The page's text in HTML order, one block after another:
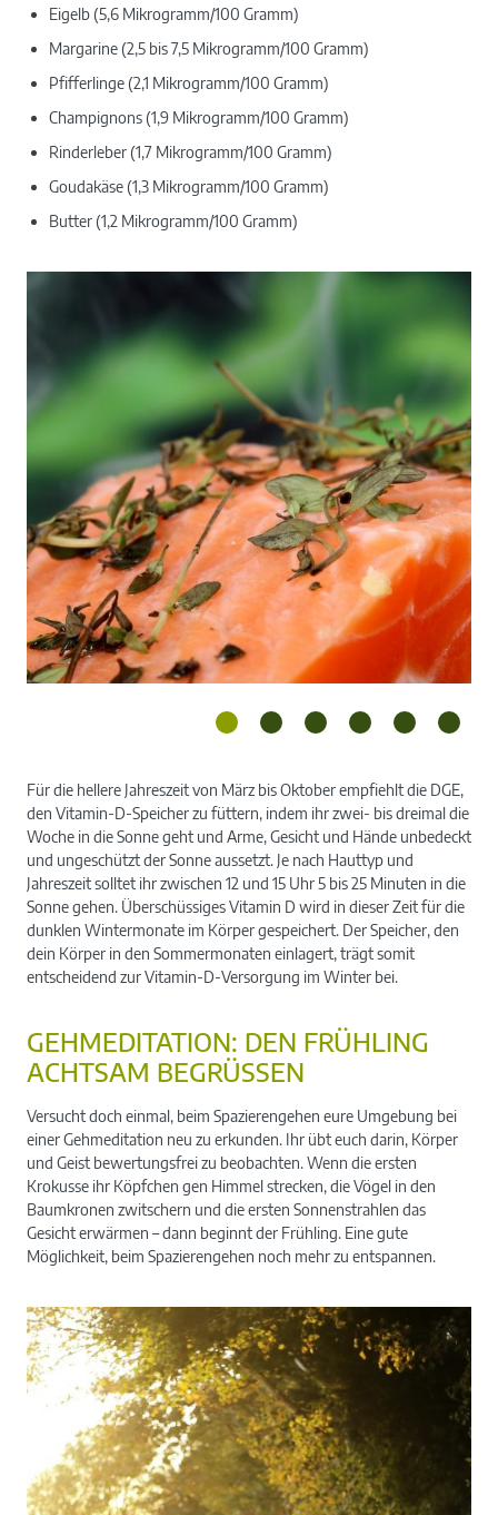
Eigelb (5,6 Mikrogramm/100 Gramm)
Margarine (2,5 bis 7,5 Mikrogramm/100 Gramm)
Pfifferlinge (2,1 Mikrogramm/100 Gramm)
Champignons (1,9 Mikrogramm/100 Gramm)
Rinderleber (1,7 Mikrogramm/100 Gramm)
Goudakäse (1,3 Mikrogramm/100 Gramm)
Butter (1,2 Mikrogramm/100 Gramm)
Lachs
Für die hellere Jahreszeit von März bis Oktober empfiehlt die DGE,
den Vitamin-D-Speicher zu füttern, indem ihr zwei- bis dreimal die
Woche in die Sonne geht und Arme, Gesicht und Hände unbedeckt
und ungeschützt der Sonne aussetzt. Je nach Hauttyp und
Jahreszeit solltet ihr zwischen 12 und 15 Uhr 5 bis 25 Minuten in die
Sonne gehen. Überschüssiges Vitamin D wird in dieser Zeit für die
dunklen Wintermonate im Körper gespeichert. Der Speicher, den
dein Körper in den Sommermonaten einlagert, trägt somit
entscheidend zur Vitamin-D-Versorgung im Winter bei.
GEHMEDITATION: DEN FRÜHLING
ACHTSAM BEGRÜSSEN
Versucht doch einmal, beim Spazierengehen eure Umgebung bei
einer Gehmeditation neu zu erkunden. Ihr übt euch darin, Körper
und Geist bewertungsfrei zu beobachten. Wenn die ersten
Krokusse ihr Köpfchen gen Himmel strecken, die Vögel in den
Baumkronen zwitschern und die ersten Sonnenstrahlen das
Gesicht erwärmen – dann beginnt der Frühling. Eine gute
Möglichkeit, beim Spazierengehen noch mehr zu entspannen.